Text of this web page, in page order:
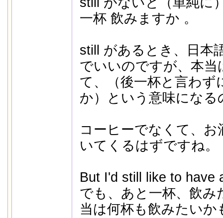
一杯 飲みますか 。
still があるとき、日本
でいいのですが、本
て、（後一杯と言わ
か）という意味になる
コーヒーでなくて、
いてくるはずですね。
But I'd still like to have
でも、あと一杯、飲み
当は何杯も飲みたいか